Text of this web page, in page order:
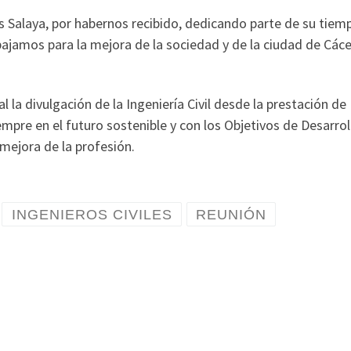
por habernos recibido, dedicando parte de su
para la mejora de la sociedad y de la ciudad de
la divulgación de la Ingeniería Civil desde la prestación de
en el futuro sostenible y con los Objetivos de
de la profesión.
INGENIEROS CIVILES REUNIÓN